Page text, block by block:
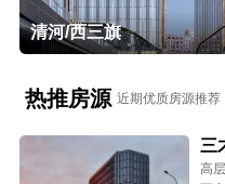
清河/西三旗
热推房源 近期优质房源推荐
三
高